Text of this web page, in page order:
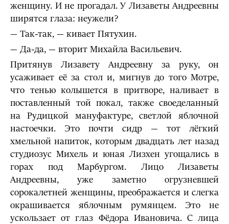
женщину. И не прогадал. У Лизаветы Андреевны
ширятся глаза: неужели?
— Так-так, — кивает Пятухин.
— Да-да, — вторит Михайла Васильевич.
Притянув Лизавету Андреевну за руку, он
усаживает её за стол и, мигнув до того Мотре,
что тенью колышется в притворе, наливает в
поставленный той покал, также своеделанный
на Рудицкой мануфактуре, светлой яблочной
настоечки. Это почти сидр — тот лёгкий
хмельной напиток, которым двадцать лет назад
студиозус Михель и юная Лизхен угощались в
горах под Марбургом. Лицо Лизаветы
Андреевны, уже заметно огрузневшей
сорокалетней женщины, преображается и слегка
окрашивается яблочным румянцем. Это не
ускользает от глаз Фёдора Ивановича. С лица